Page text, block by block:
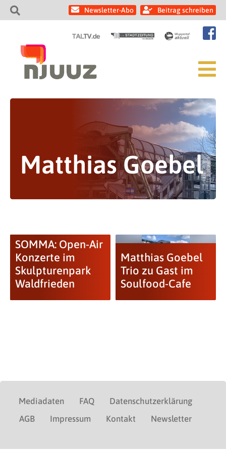
Newsletter-Abo Beitrag schreiben
Matthias Goebel
SOMMA: Open-Air
Konzerte im
Skulpturenpark
Waldfrieden
Matthias Goebel
Trio zu Gast im
Soulfood-Cafe
Mediadaten FAQ
Datenschutzerklärung
AGB
Impressum Kontakt Newsletter